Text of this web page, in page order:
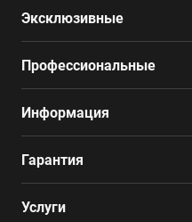
Эксклюзивные
Профессиональные
Информация
Гарантия
Услуги